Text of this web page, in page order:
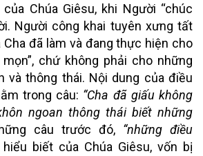
Chúa Giêsu, khi Người “chúc
Người công khai tuyên xưng tất
Cha đã làm và đang thực hiện cho
chứ không phải cho những
và thông thái. Nội dung của điều
trong câu: “Cha đã giấu không
ngoan thông thái biết những
câu trước đó, “những điều
biết của Chúa Giêsu, vốn bị